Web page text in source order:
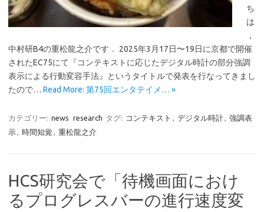
ち
は
，
中村研B4の重松龍之介です． 2025年3月17日〜19日に京都で開催
されたEC75にて『コンテキストに応じたデジタル時計の部分強調
表示による行動変容手法』というタイトルで発表を行なってきまし
たので… Read More: 第75回エンタテイメ… »
カテゴリー: news research タグ: コンテキスト , デジタル時計, 強調表
示, 時間知覚 , 重松龍之介
HCS研究会で「待機画面におけ
るプログレスバーの進行速度変